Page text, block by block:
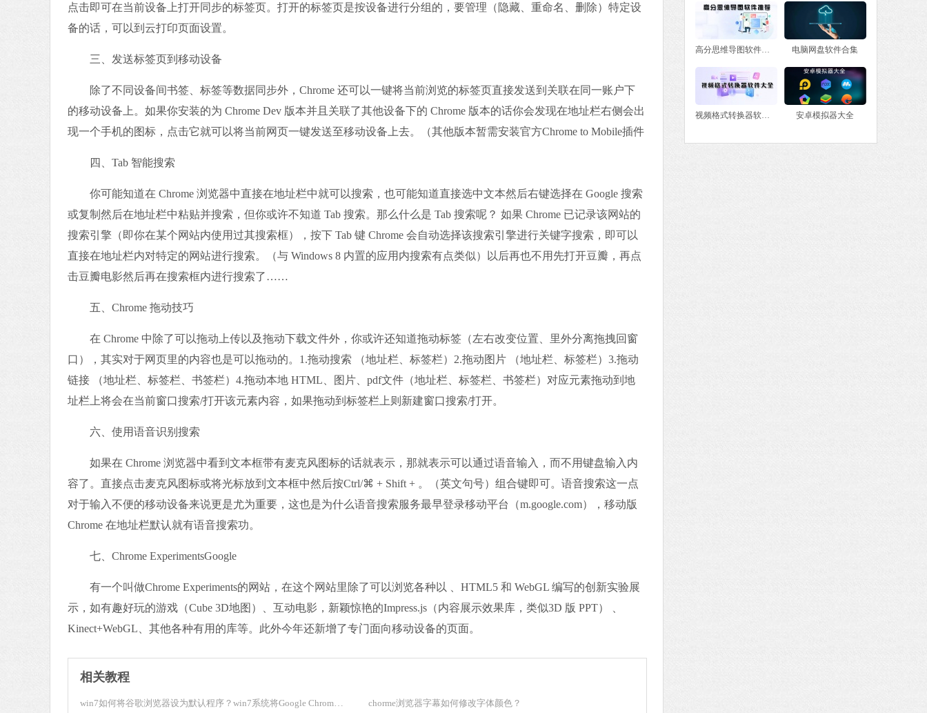
点击即可在当前设备上打开同步的标签页。打开的标签页是按设备进行分组的，要管理（隐藏、重命名、删除）特定设
备的话，可以到云打印页面设置。
三、发送标签页到移动设备
除了不同设备间书签、标签等数据同步外，Chrome 还可以一键将当前浏览的标签页直接发送到关联在同一账户下
的移动设备上。如果你安装的为 Chrome Dev 版本并且关联了其他设备下的 Chrome 版本的话你会发现在地址栏右侧会出
现一个手机的图标，点击它就可以将当前网页一键发送至移动设备上去。（其他版本暂需安装官方Chrome to Mobile插件
四、Tab 智能搜索
你可能知道在 Chrome 浏览器中直接在地址栏中就可以搜索，也可能知道直接选中文本然后右键选择在 Google 搜索
或复制然后在地址栏中粘贴并搜索，但你或许不知道 Tab 搜索。那么什么是 Tab 搜索呢？ 如果 Chrome 已记录该网站的
搜索引擎（即你在某个网站内使用过其搜索框），按下 Tab 键 Chrome 会自动选择该搜索引擎进行关键字搜索，即可以
直接在地址栏内对特定的网站进行搜索。（与 Windows 8 内置的应用内搜索有点类似）以后再也不用先打开豆瓣，再点
击豆瓣电影然后再在搜索框内进行搜索了……
五、Chrome 拖动技巧
在 Chrome 中除了可以拖动上传以及拖动下载文件外，你或许还知道拖动标签（左右改变位置、里外分离拖拽回窗
口），其实对于网页里的内容也是可以拖动的。1.拖动搜索 （地址栏、标签栏）2.拖动图片 （地址栏、标签栏）3.拖动
链接 （地址栏、标签栏、书签栏）4.拖动本地 HTML、图片、pdf文件（地址栏、标签栏、书签栏）对应元素拖动到地
址栏上将会在当前窗口搜索/打开该元素内容，如果拖动到标签栏上则新建窗口搜索/打开。
六、使用语音识别搜索
如果在 Chrome 浏览器中看到文本框带有麦克风图标的话就表示，那就表示可以通过语音输入，而不用键盘输入内
容了。直接点击麦克风图标或将光标放到文本框中然后按Ctrl/⌘ + Shift + 。（英文句号）组合键即可。语音搜索这一点
对于输入不便的移动设备来说更是尤为重要，这也是为什么语音搜索服务最早登录移动平台（m.google.com），移动版
Chrome 在地址栏默认就有语音搜索功。
七、Chrome ExperimentsGoogle
有一个叫做Chrome Experiments的网站，在这个网站里除了可以浏览各种以 、HTML5 和 WebGL 编写的创新实验展
示，如有趣好玩的游戏（Cube 3D地图）、互动电影，新颖惊艳的Impress.js（内容展示效果库，类似3D 版 PPT） 、
Kinect+WebGL、其他各种有用的库等。此外今年还新增了专门面向移动设备的页面。
相关教程
win7如何将谷歌浏览器设为默认程序？win7系统将Google Chrome设为默认浏览器教程 chorme浏览器字幕如何修改字体颜色？
高分思维导图软件推荐 电脑网盘软件合集
视频格式转换器软件大全 安卓模拟器大全